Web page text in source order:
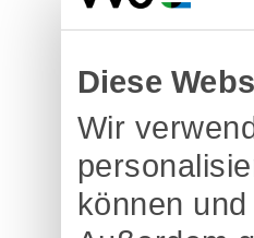
Diese
Wir
können